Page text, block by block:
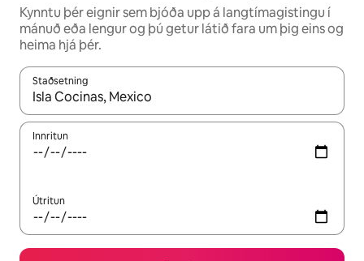
Kynntu þér eignir sem bjóða upp á langtímagistingu í
mánuð eða lengur og þú getur látið fara um þig eins og
heima hjá þér.
Staðsetning
Þegar niðurstöður liggja fyrir skaltu nota upp og niður
Innritun
Útritun